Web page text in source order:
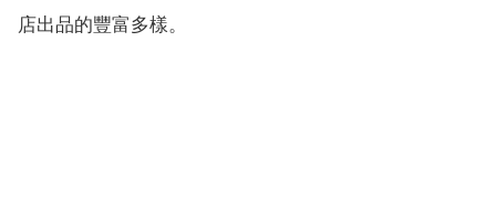
店出品的豐富多樣。